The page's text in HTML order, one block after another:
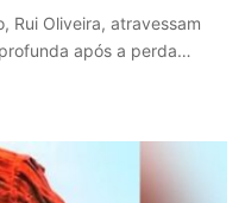
Rui Oliveira, atravessam
após a perda…